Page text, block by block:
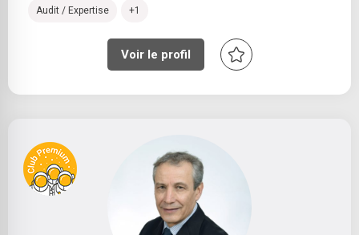
Audit / Expertise +1
Voir le profil